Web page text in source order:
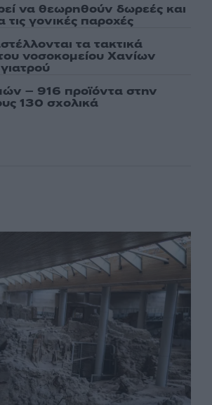
να θεωρηθούν δωρεές και
τις γονικές παροχές
τα τακτικά
νοσοκομείου Χανίων
– 916 προϊόντα στην
130 σχολικά